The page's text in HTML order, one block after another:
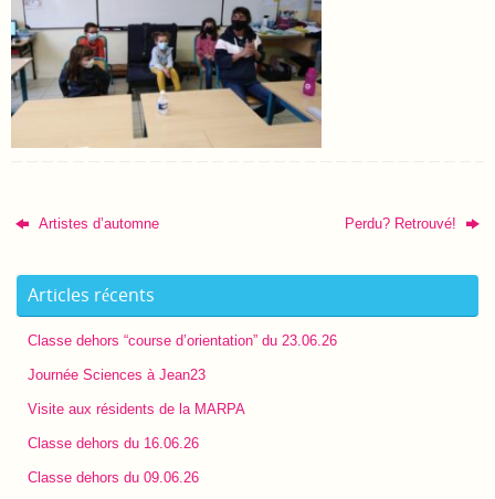
Artistes d’automne Perdu? Retrouvé!
Articles récents
Classe dehors “course d’orientation” du 23.06.26
Journée Sciences à Jean23
Visite aux résidents de la MARPA
Classe dehors du 16.06.26
Classe dehors du 09.06.26